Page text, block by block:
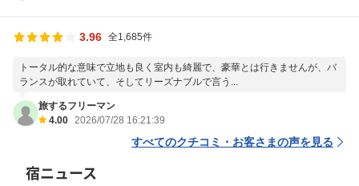
3.96 全1,685件
トータル的な意味で立地も良く室内も綺麗で、豪華とは行きませんが、バ
ランスが取れていて、そしてリーズナブルで言う...
旅するフリーマン
4.00 2026/07/28 16:21:39
すべてのクチコミ・お客さまの声を見る
宿ニュース